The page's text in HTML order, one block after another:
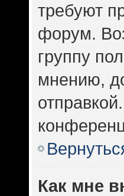
требуют
форум.
группу
мнению,
Как мне